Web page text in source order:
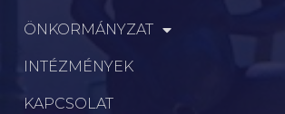
ÖNKORMÁNYZAT
INTÉZMÉNYEK
KAPCSOLAT